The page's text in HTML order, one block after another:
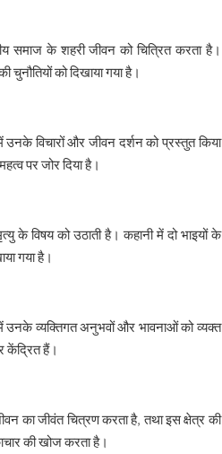
समाज के शहरी जीवन को चित्रित करता है।
को दिखाया गया है।
उनके विचारों और जीवन दर्शन को प्रस्तुत किया
पर जोर दिया है।
के विषय को उठाती है। कहानी में दो भाइयों के
गया है।
उनके व्यक्तिगत अनुभवों और भावनाओं को व्यक्त
केंद्रित हैं।
का जीवंत चित्रण करता है, तथा इस क्षेत्र की
की खोज करता है।